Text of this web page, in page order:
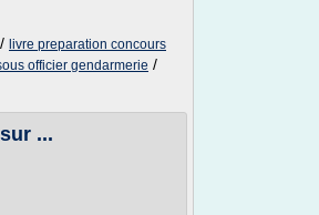
livre preparation concours
officier gendarmerie /
...